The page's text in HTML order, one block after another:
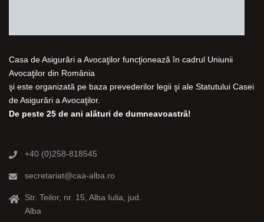
Casa de Asigurări a Avocaţilor funcţionează în cadrul Uniunii
Avocaţilor din România
şi este organizată pe baza prevederilor legii şi ale Statutului Casei
de Asigurări a Avocaţilor.
De peste 25 de ani alături de dumneavoastră!
+40 (0)258-818545
secretariat@caa-alba.ro
Str. Teilor, nr. 15, Alba Iulia, jud.
Alba